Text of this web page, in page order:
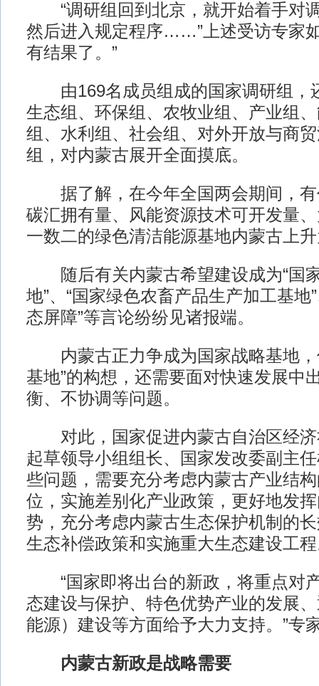
“调研组回到北京，就开始着手对
然后进入规定程序……”上述受访专家
有结果了。”
由169名成员组成的国家调研组，
生态组、环保组、农牧业组、产业组
组、水利组、社会组、对外开放与商
组，对内蒙古展开全面摸底。
据了解，在今年全国两会期间，有
碳汇拥有量、风能资源技术可开发量
一数二的绿色清洁能源基地内蒙古上
随后有关内蒙古希望建设成为“国
地”、“国家绿色农畜产品生产加工基地
态屏障”等言论纷纷见诸报端。
内蒙古正力争成为国家战略基地，
基地”的构想，还需要面对快速发展中
衡、不协调等问题。
对此，国家促进内蒙古自治区经济
起草领导小组组长、国家发改委副主
些问题，需要充分考虑内蒙古产业结
位，实施差别化产业政策，更好地发
势，充分考虑内蒙古生态保护机制的
生态补偿政策和实施重大生态建设工
“国家即将出台的新政，将重点对
态建设与保护、特色优势产业的发展
能源）建设等方面给予大力支持。”专
内蒙古新政是战略需要